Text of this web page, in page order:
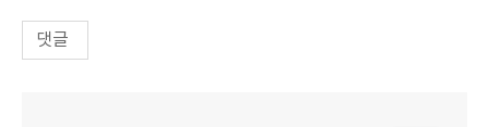
댓글